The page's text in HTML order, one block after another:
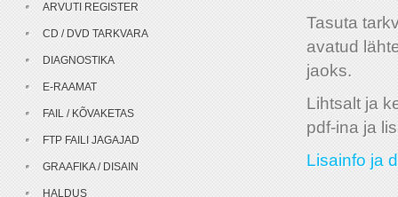
Tasuta
avatud
jaoks.
Lihtsalt ja
pdf-ina ja
Lisainfo ja
ARVUTI REGISTER
CD / DVD TARKVARA
DIAGNOSTIKA
E-RAAMAT
FAIL / KÕVAKETAS
FTP FAILI JAGAJAD
GRAAFIKA / DISAIN
HALDUS